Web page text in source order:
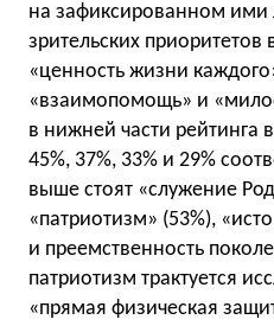
на зафиксированном
зрительских
«ценность жизни
«взаимопомощь» и
в нижней части рейтинга
45%, 37%, 33% и 29%
выше стоят «служение
«патриотизм» (53%),
и преемственность
патриотизм трактуется
«прямая физическая